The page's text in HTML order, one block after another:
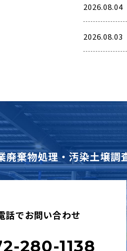
2026.08.04
2026.08.03
廃棄物処理・汚染土壌調
話でお問い合わせ
280-1138